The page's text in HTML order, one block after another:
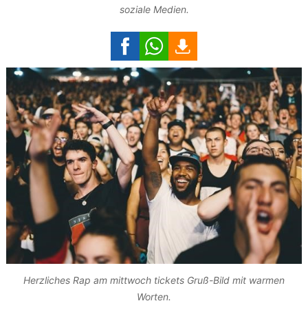
soziale Medien.
Herzliches Rap am mittwoch tickets Gruß-Bild mit warmen
Worten.